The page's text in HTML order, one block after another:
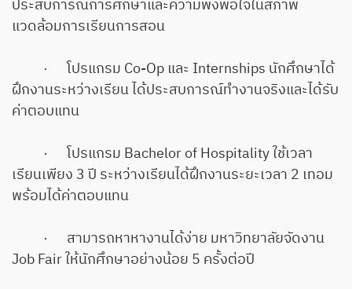
ประสบการณ์การศึกษาและความพึงพอใจในสภาพ
แวดล้อมการเรียนการสอน
· โปรแกรม Co-Op และ Internships นักศึกษาได้
ฝึกงานระหว่างเรียน ได้ประสบการณ์ทำงานจริงและได้รับ
ค่าตอบแทน
· โปรแกรม Bachelor of Hospitality ใช้เวลา
เรียนเพียง 3 ปี ระหว่างเรียนได้ฝึกงานระยะเวลา 2 เทอม
พร้อมได้ค่าตอบแทน
· สามารถหาหางานได้ง่าย มหาวิทยาลัยจัดงาน
Job Fair ให้นักศึกษาอย่างน้อย 5 ครั้งต่อปี